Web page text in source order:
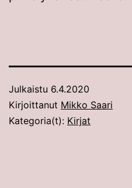
Julkaistu 6.4.2020
Kirjoittanut Mikko Saari
Kategoria(t): Kirjat